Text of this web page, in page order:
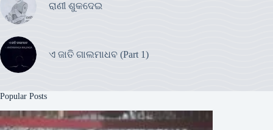
ରାଣୀ ଶୁକଦେଇ
ଏ ଜାତି ଗାଲମାଧବ (Part 1)
Popular Posts